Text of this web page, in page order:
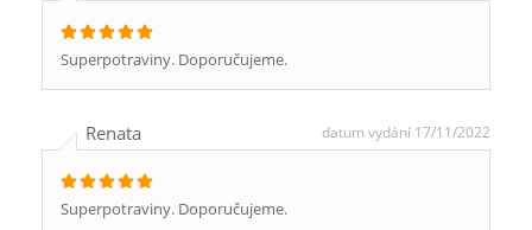
Superpotraviny. Doporučujeme.
Renata datum vydání 17/11/2022
Superpotraviny. Doporučujeme.